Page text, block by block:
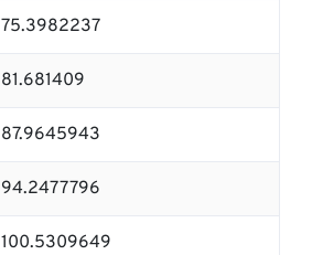
75.3982237
81.681409
87.9645943
94.2477796
100.5309649